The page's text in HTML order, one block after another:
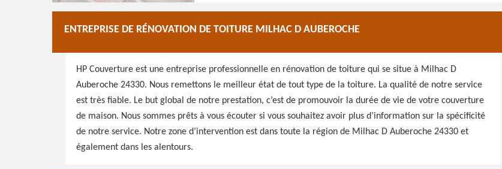
ENTREPRISE DE RÉNOVATION DE TOITURE MILHAC D AUBEROCHE
HP Couverture est une entreprise professionnelle en rénovation de toiture qui se situe à Milhac D
Auberoche 24330. Nous remettons le meilleur état de tout type de la toiture. La qualité de notre service
est très fiable. Le but global de notre prestation, c’est de promouvoir la durée de vie de votre couverture
de maison. Nous sommes prêts à vous écouter si vous souhaitez avoir plus d’information sur la spécificité
de notre service. Notre zone d’intervention est dans toute la région de Milhac D Auberoche 24330 et
également dans les alentours.